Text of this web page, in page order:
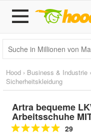
Hood › Business & Industrie ›
Sicherheitskleidung
Artra bequeme
Arbeitsschuhe
29